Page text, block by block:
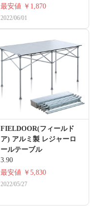
最安値 ￥1,870
2022/06/01
FIELDOOR(フィールド
ア) アルミ製 レジャーロ
ールテーブル
3.90
最安値 ￥5,830
2022/05/27